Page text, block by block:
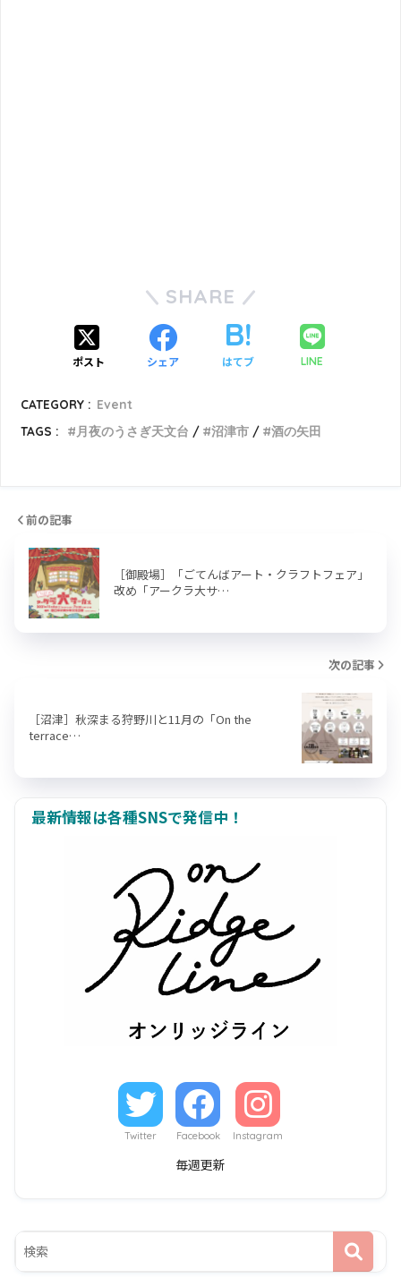
SHARE
ポスト シェア はてブ LINE
CATEGORY : Event
TAGS :
月夜のうさぎ天文台 沼津市 酒の矢田
前の記事
［御殿場］「ごてんばアート・クラフトフェア」
改め「アークラ大サ…
次の記事
［沼津］秋深まる狩野川と11月の「On the
terrace…
最新情報は各種SNSで発信中！
Twitter Facebook Instagram
毎週更新